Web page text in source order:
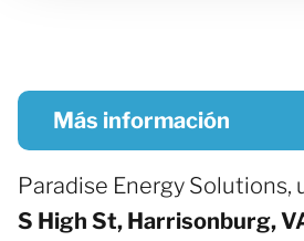
Más información
Paradise Energy Solutions,
S High St, Harrisonburg,